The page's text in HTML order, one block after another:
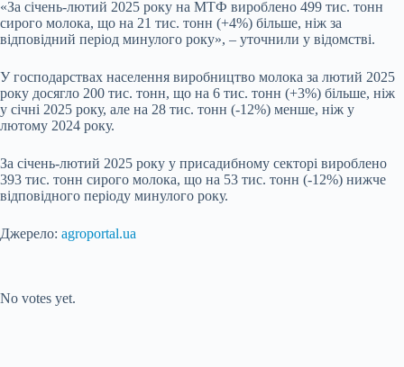
«За січень-лютий 2025 року на МТФ вироблено 499 тис. тонн
сирого молока, що на 21 тис. тонн (+4%) більше, ніж за
відповідний період минулого року», – уточнили у відомстві.
У господарствах населення виробництво молока за лютий 2025
року досягло 200 тис. тонн, що на 6 тис. тонн (+3%) більше, ніж
у січні 2025 року, але на 28 тис. тонн (-12%) менше, ніж у
лютому 2024 року.
За січень-лютий 2025 року у присадибному секторі вироблено
393 тис. тонн сирого молока, що на 53 тис. тонн (-12%) нижче
відповідного періоду минулого року.
Джерело: agroportal.ua
No votes yet.